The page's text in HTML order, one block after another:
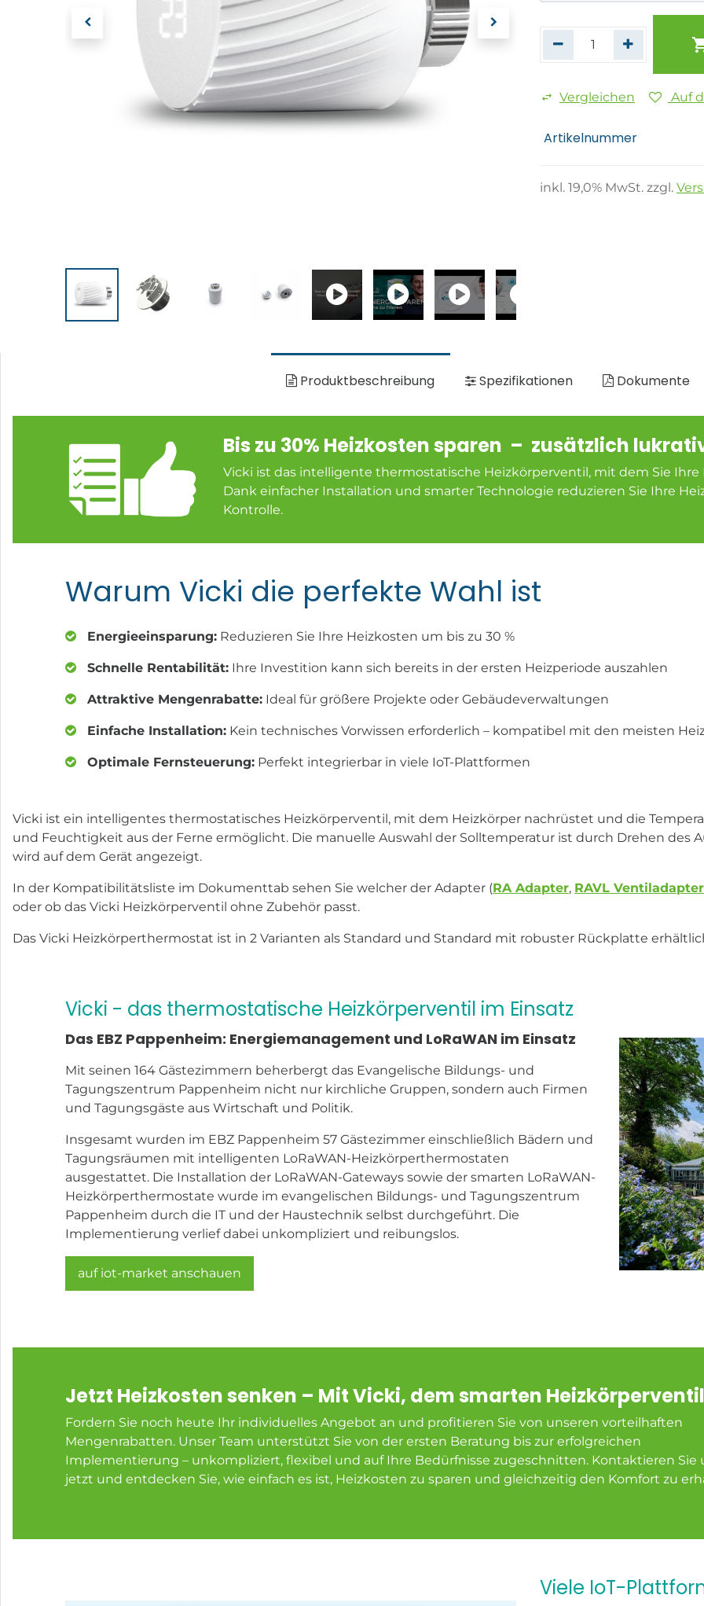
Vergleichen Auf
Artikelnummer
inkl. 19,0% MwSt. zzgl.
Produktbeschreibung Spezifikationen Dokumente
Bis zu 30% Heizkosten sparen – zusätzlich
Vicki ist das intelligente thermostatische Heizkörperventil, mit dem Sie
Dank einfacher Installation und smarter Technologie reduzieren Sie Ihre
Kontrolle.
Warum Vicki die perfekte Wahl ist
Energieeinsparung:Reduzieren Sie Ihre Heizkosten um bis zu 30 %
Schnelle Re​ntabilität:Ihre Investition kann sich bereits in der ersten Heizperiode auszahlen
Attraktive Mengenrabatte:Ideal für größere Projekte oder Gebäudeverwaltungen
Einfache Installation:Kein technisches Vorwissen erforderlich – kompatibel mit den meisten
Optimale Fernsteuerung:Perfekt integrierbar in viele IoT-Plattformen
Vicki ist ein intelligentes thermostatisches Heizkörperventil, mit dem Heizkörper nachrüstet und die
und Feuchtigkeit aus der Ferne ermöglicht. Die manuelle Auswahl der Solltemperatur ist durch Drehen des
wird auf dem Gerät angezeigt.
In der Kompatibilitätsliste im Dokumenttab sehen Sie welcher der Adapter (RA Adapter, RAVL Ventiladapter
oder ob das Vicki Heizkörperventil ohne Zubehör passt.
Das Vicki Heizkörperthermostat ist in 2 Varianten als Standard und Standard mit robuster Rückplatte
Vicki - das thermostatische Heizkörperventil im Einsatz
Das EBZ Pappenheim: Energiemanagement und LoRaWAN im Einsatz
Mit seinen 164 Gästezimmern beherbergt das Evangelische Bildungs- und
Tagungszentrum Pappenheim nicht nur kirchliche Gruppen, sondern auch Firmen
und Tagungsgäste aus Wirtschaft und Politik.
Insgesamt wurden im EBZ Pappenheim 57 Gästezimmer einschließlich Bädern und
Tagungsräumen mit intelligenten LoRaWAN-Heizkörperthermostaten
ausgestattet. Die Installation der LoRaWAN-Gateways sowie der smarten LoRaWAN-
Heizkörperthermostate wurde im evangelischen Bildungs- und Tagungszentrum
Pappenheim durch die IT und der Haustechnik selbst durchgeführt. Die
Implementierung verlief dabei unkompliziert und reibungslos.
auf iot-market anschauen
Jetzt Heizkosten senken – Mit Vicki, dem smarten Heizkörperventil
Fordern Sie noch heute Ihr individuelles Angebot an und profitieren Sie von unseren vorteilhaften
Mengenrabatten. Unser Team unterstützt Sie von der ersten Beratung bis zur erfolgreichen
Implementierung – unkompliziert, flexibel und auf Ihre Bedürfnisse zugeschnitten. Kontaktieren Sie
jetzt und entdecken Sie, wie einfach es ist, Heizkosten zu sparen und gleichzeitig den Komfort zu
Viele IoT-